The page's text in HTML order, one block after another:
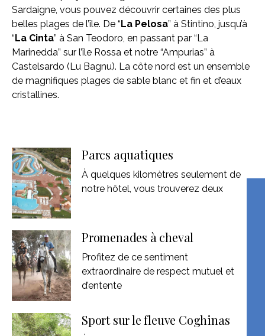
Sardaigne, vous pouvez découvrir certaines des plus
belles plages de l’île. De “La Pelosa” à Stintino, jusqu’à
“La Cinta” à San Teodoro, en passant par “La
Marinedda” sur l’île Rossa et notre “Ampurias” à
Castelsardo (Lu Bagnu). La côte nord est un ensemble
de magnifiques plages de sable blanc et fin et d’eaux
cristallines.
Parcs aquatiques
À quelques kilomètres seulement de
notre hôtel, vous trouverez deux
Promenades à cheval
Profitez de ce sentiment
extraordinaire de respect mutuel et
d’entente
Sport sur le fleuve Coghinas